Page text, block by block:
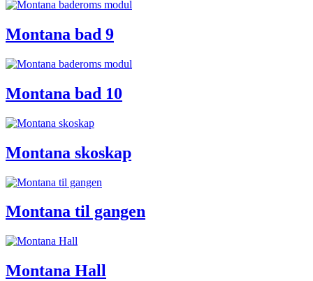
Montana bad 9
Montana bad 10
Montana skoskap
Montana til gangen
Montana Hall